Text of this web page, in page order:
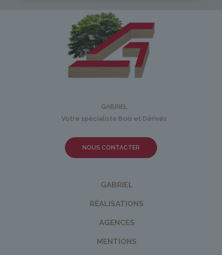
GABRIEL
Votre spécialiste Bois et Dérivés
NOUS CONTACTER
GABRIEL
RÉALISATIONS
AGENCES
MENTIONS